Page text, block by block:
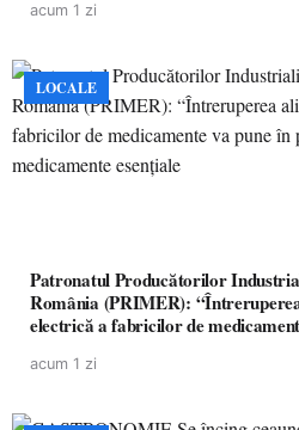
acum 1 zi
LOCALE
Patronatul Producătorilor
România (PRIMER):
electrică a fabricilor de
acum 1 zi